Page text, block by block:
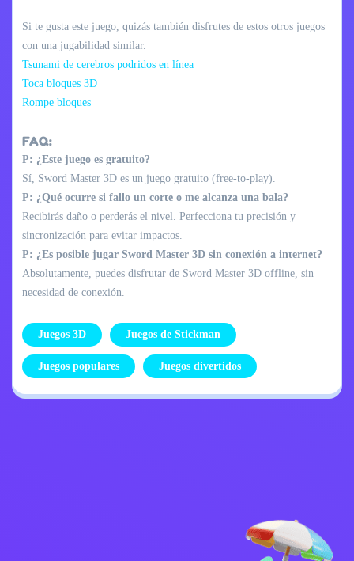
Si te gusta este juego, quizás también disfrutes de estos otros juegos
con una jugabilidad similar.
Tsunami de cerebros podridos en línea
Toca bloques 3D
Rompe bloques
FAQ:
P: ¿Este juego es gratuito?
Sí, Sword Master 3D es un juego gratuito (free-to-play).
P: ¿Qué ocurre si fallo un corte o me alcanza una bala?
Recibirás daño o perderás el nivel. Perfecciona tu precisión y
sincronización para evitar impactos.
P: ¿Es posible jugar Sword Master 3D sin conexión a internet?
Absolutamente, puedes disfrutar de Sword Master 3D offline, sin
necesidad de conexión.
Juegos 3D Juegos de Stickman
Juegos populares Juegos divertidos